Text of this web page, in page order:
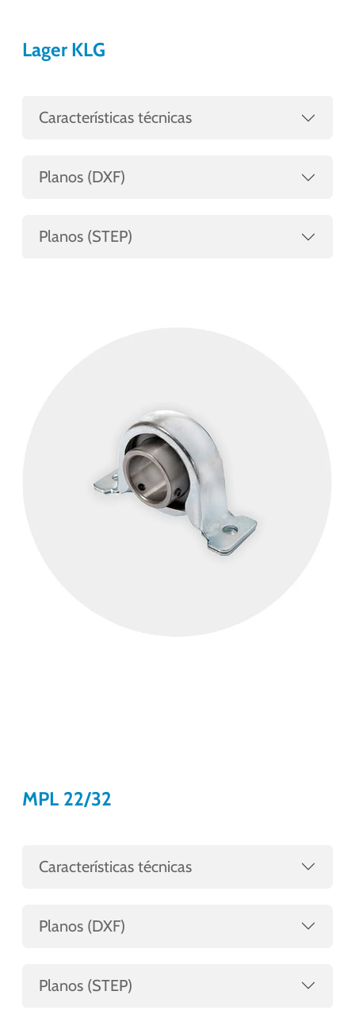
Lager KLG
Características técnicas
Planos (DXF)
Planos (STEP)
MPL 22/32
Características técnicas
Planos (DXF)
Planos (STEP)